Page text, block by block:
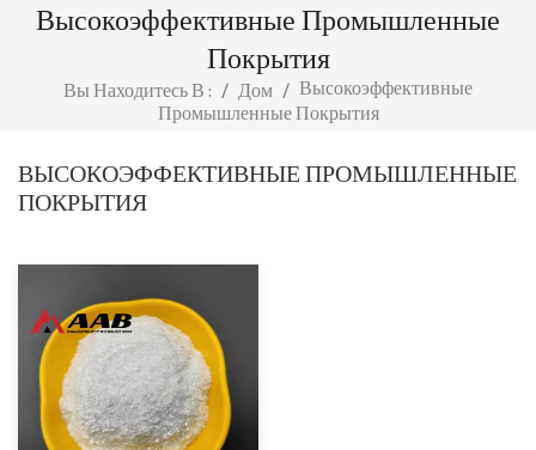
Высокоэффективные Промышленные
Покрытия
Вы Находитесь В : / Дом / Высокоэффективные
Промышленные Покрытия
ВЫСОКОЭФФЕКТИВНЫЕ ПРОМЫШЛЕННЫЕ
ПОКРЫТИЯ